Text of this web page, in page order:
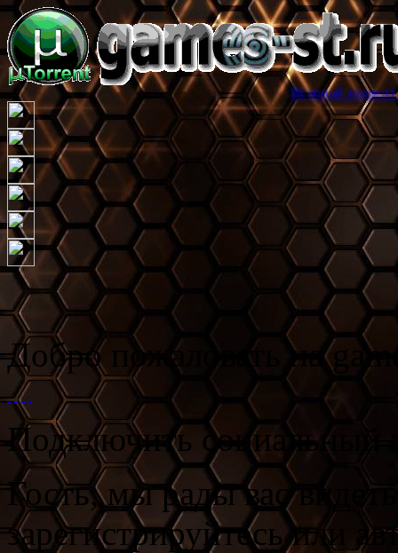
Игровой торрент трекер
Добро пожаловать на
Подключить социальный
Гость, мы рады вас
зарегистрируйтесь или